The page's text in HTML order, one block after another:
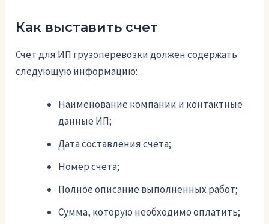
Как выставить счет
Счет для ИП грузоперевозки должен содержать
следующую информацию:
Наименование компании и контактные
данные ИП;
Дата составления счета;
Номер счета;
Полное описание выполненных работ;
Сумма, которую необходимо оплатить;